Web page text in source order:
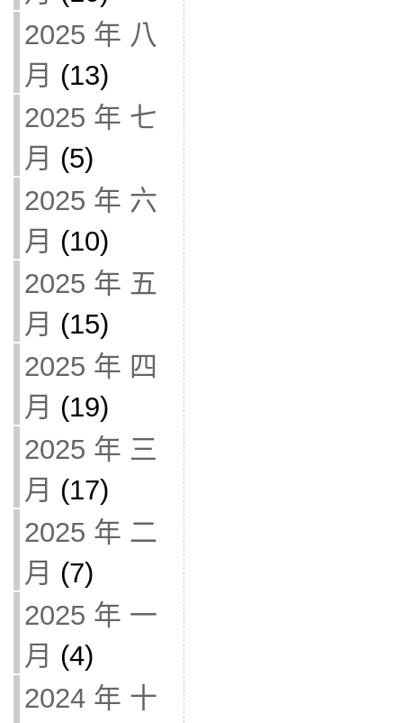
2025 年 八
月 (13)
2025 年 七
月 (5)
2025 年 六
月 (10)
2025 年 五
月 (15)
2025 年 四
月 (19)
2025 年 三
月 (17)
2025 年 二
月 (7)
2025 年 一
月 (4)
2024 年 十